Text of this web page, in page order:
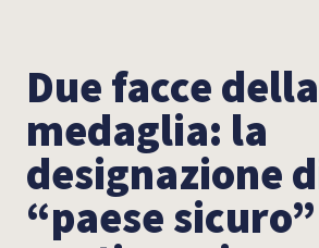
Due facce
medaglia: la
designazione
“paese